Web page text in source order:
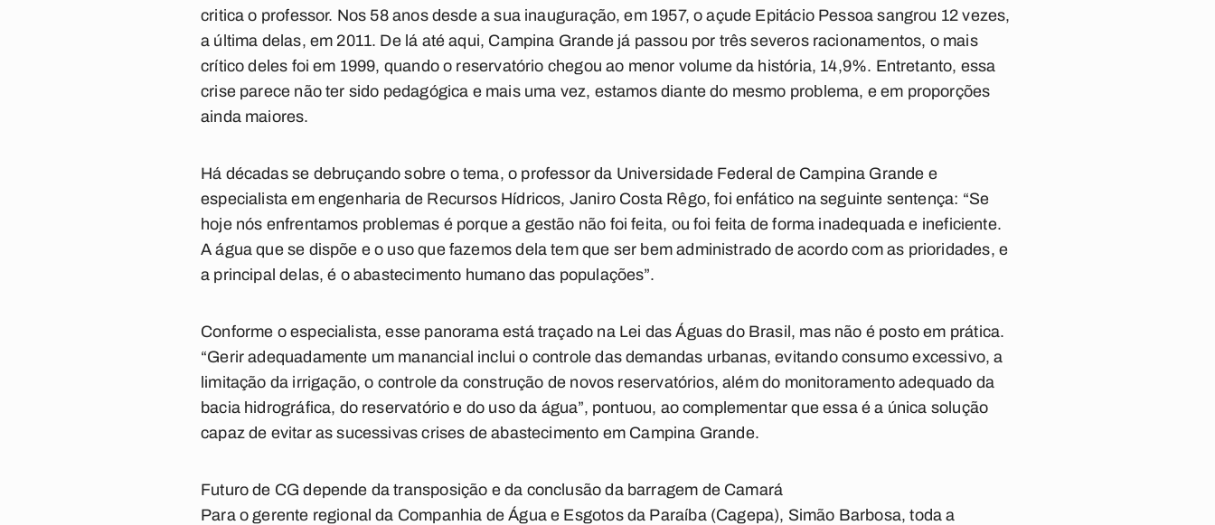
critica o professor. Nos 58 anos desde a sua inauguração, em 1957, o açude Epitácio Pessoa sangrou 12 vezes,
a última delas, em 2011. De lá até aqui, Campina Grande já passou por três severos racionamentos, o mais
crítico deles foi em 1999, quando o reservatório chegou ao menor volume da história, 14,9%. Entretanto, essa
crise parece não ter sido pedagógica e mais uma vez, estamos diante do mesmo problema, e em proporções
ainda maiores.
Há décadas se debruçando sobre o tema, o professor da Universidade Federal de Campina Grande e
especialista em engenharia de Recursos Hídricos, Janiro Costa Rêgo, foi enfático na seguinte sentença: “Se
hoje nós enfrentamos problemas é porque a gestão não foi feita, ou foi feita de forma inadequada e ineficiente.
A água que se dispõe e o uso que fazemos dela tem que ser bem administrado de acordo com as prioridades, e
a principal delas, é o abastecimento humano das populações”.
Conforme o especialista, esse panorama está traçado na Lei das Águas do Brasil, mas não é posto em prática.
“Gerir adequadamente um manancial inclui o controle das demandas urbanas, evitando consumo excessivo, a
limitação da irrigação, o controle da construção de novos reservatórios, além do monitoramento adequado da
bacia hidrográfica, do reservatório e do uso da água”, pontuou, ao complementar que essa é a única solução
capaz de evitar as sucessivas crises de abastecimento em Campina Grande.
Futuro de CG depende da transposição e da conclusão da barragem de Camará
Para o gerente regional da Companhia de Água e Esgotos da Paraíba (Cagepa), Simão Barbosa, toda a